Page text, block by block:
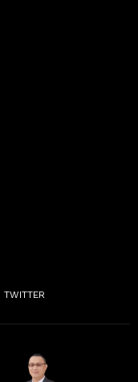
TWITTER